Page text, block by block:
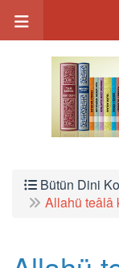
Bütün Dini
Allahü teâlâ